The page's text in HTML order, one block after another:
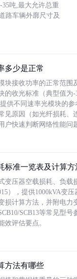
35吨,最大允许总重
路车辆外廓尺寸及
多少是正常
块接收功率的正常范围
的收光标准（典型值为-
供不同速率光模块的
见原因（如光纤损耗、
户快速判断网络性能问
标准一览表及计算方
变压器空载损耗、负载
），提供1000kVA变
损计算方法，并附电力
SCB13等常见型号
效评估要点。
方法有哪些